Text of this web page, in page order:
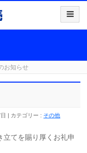
お知らせ
カテゴリー : その他
立てを賜り厚くお礼申